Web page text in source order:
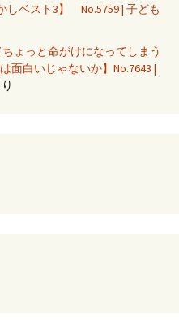
しベスト3】 No.5759 | 子ども
ょっと命がけになってしまう
面白いじゃないか】No.7643 |